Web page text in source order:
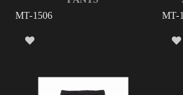
MT-1506
MT-